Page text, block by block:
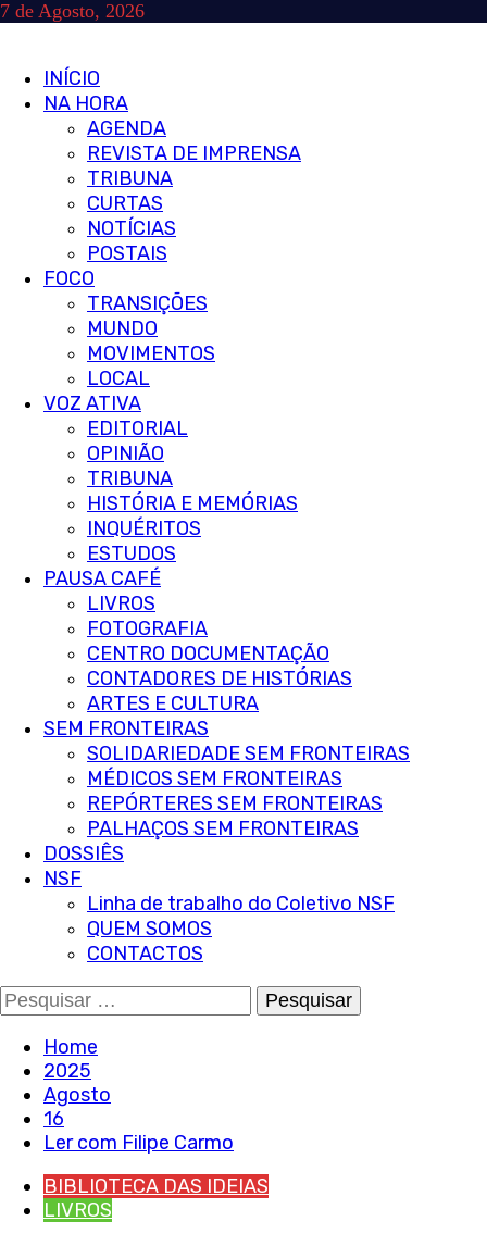
Skip
7 de Agosto, 2026
Primary
Menu
INÍCIO
NA HORA
AGENDA
REVISTA DE IMPRENSA
TRIBUNA
CURTAS
NOTÍCIAS
POSTAIS
FOCO
TRANSIÇÕES
MUNDO
MOVIMENTOS
LOCAL
VOZ ATIVA
EDITORIAL
OPINIÃO
TRIBUNA
HISTÓRIA E MEMÓRIAS
INQUÉRITOS
ESTUDOS
PAUSA CAFÉ
LIVROS
FOTOGRAFIA
CENTRO DOCUMENTAÇÃO
CONTADORES DE HISTÓRIAS
ARTES E CULTURA
SEM FRONTEIRAS
SOLIDARIEDADE SEM FRONTEIRAS
MÉDICOS SEM FRONTEIRAS
REPÓRTERES SEM FRONTEIRAS
PALHAÇOS SEM FRONTEIRAS
DOSSIÊS
NSF
Linha de trabalho do Coletivo NSF
QUEM SOMOS
CONTACTOS
Pesquisar
por:
Home
2025
Agosto
16
Ler com Filipe Carmo
BIBLIOTECA DAS IDEIAS
LIVROS